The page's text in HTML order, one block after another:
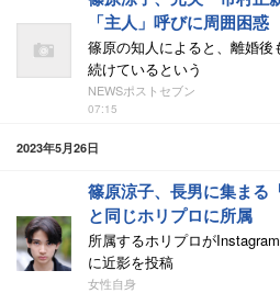
「主人」呼びに周囲困惑
篠原の知人によると、離婚
続けているという
NEWSポストセブン
07:15
2023年5月26日
篠原涼子、長男に集まる
と同じホリプロに所属
所属するホリプロが
に近影を投稿
女性自身